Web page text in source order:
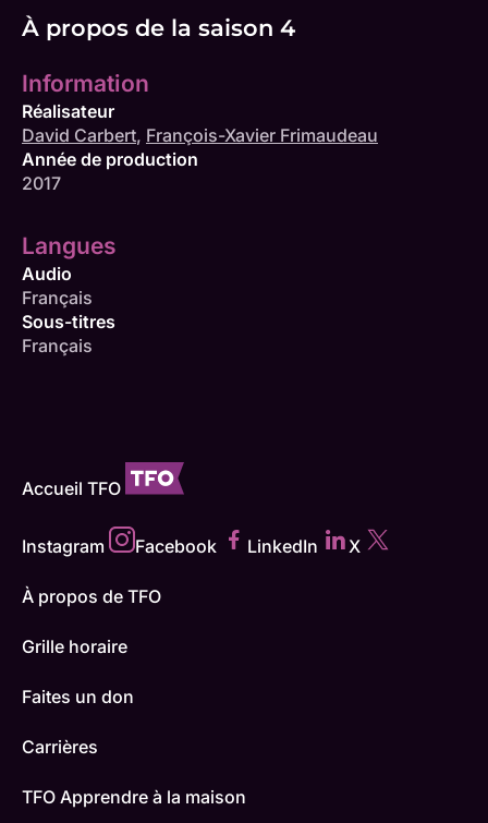
À propos de la saison 4
Information
Réalisateur
David Carbert, François-Xavier Frimaudeau
Année de production
2017
Langues
Audio
Français
Sous-titres
Français
Accueil TFO
Instagram Facebook LinkedIn X
À propos de TFO
Grille horaire
Faites un don
Carrières
TFO Apprendre à la maison